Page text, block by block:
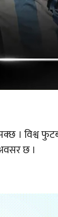
। विश्व
छ ।